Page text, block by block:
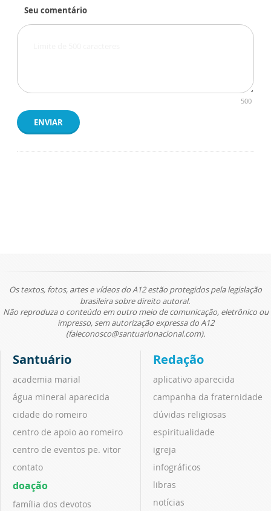
Seu comentário
500
ENVIAR
Os textos, fotos, artes e vídeos do A12 estão protegidos pela legislação
brasileira sobre direito autoral.
Não reproduza o conteúdo em outro meio de comunicação, eletrônico ou
impresso, sem autorização expressa do A12
(faleconosco@santuarionacional.com).
Santuário
academia marial
água mineral aparecida
cidade do romeiro
centro de apoio ao romeiro
centro de eventos pe. vitor
contato
doação
família dos devotos
Redação
aplicativo aparecida
campanha da fraternidade
dúvidas religiosas
espiritualidade
igreja
infográficos
libras
notícias